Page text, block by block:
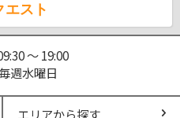
エスト
～ 19:00
週水曜日
エリアから探す